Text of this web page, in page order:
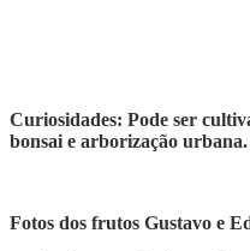
Curiosidades: Pode ser
bonsai e arborização urbana.
Fotos dos frutos Gustavo e